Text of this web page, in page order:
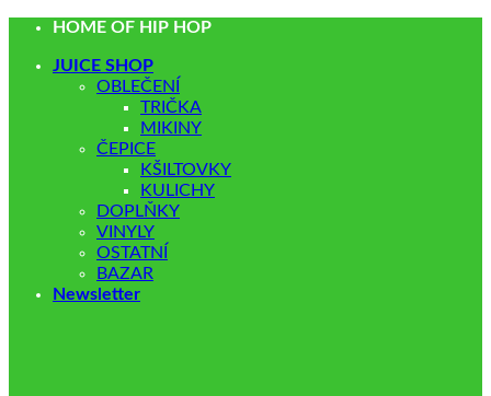
Přeskočit
obsah
HOME OF HIP HOP
JUICE SHOP
OBLEČENÍ
TRIČKA
MIKINY
ČEPICE
KŠILTOVKY
KULICHY
DOPLŇKY
VINYLY
OSTATNÍ
BAZAR
Newsletter